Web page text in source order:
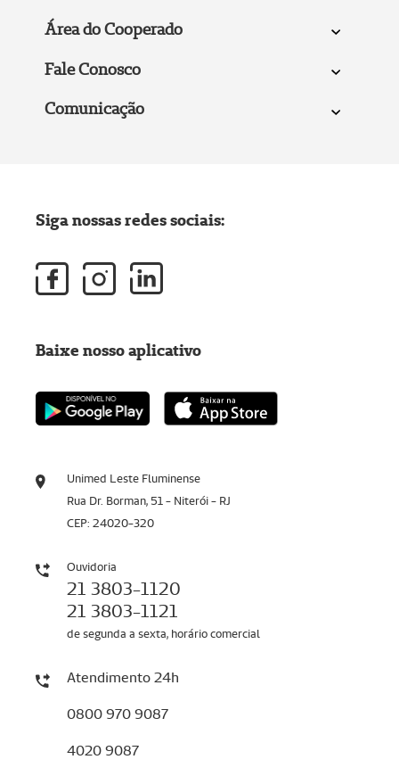
Área do Cooperado
Fale Conosco
Comunicação
Unimed Leste Fluminense
Rua Dr. Borman, 51 - Niterói - RJ
CEP: 24020-320
Ouvidoria
21 3803-1120
21 3803-1121
de segunda a sexta, horário comercial
Atendimento 24h
0800 970 9087
4020 9087
Siga nossas redes sociais:
Baixe nosso aplicativo